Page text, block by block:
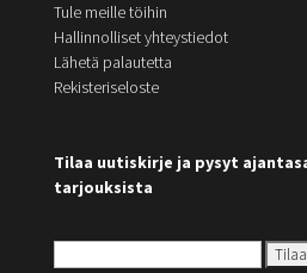
Tule meille töihin
Hallinnolliset yhteystiedot
Lähetä palautetta
Rekisteriseloste
Tilaa uutiskirje ja pysyt
tarjouksista